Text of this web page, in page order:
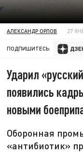
АЛЕКСАНДР ОРЛОВ 27
ПОДПИШИТЕСЬ:
Ударил
появились
новыми
Оборонная
«антибиотик»